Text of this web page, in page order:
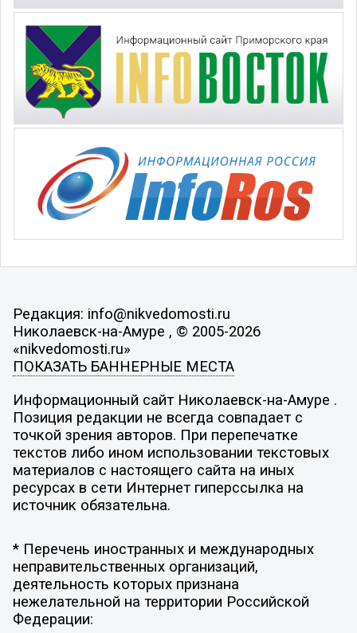
Редакция: info@nikvedomosti.ru
Николаевск-на-Амуре , © 2005-2026
«nikvedomosti.ru»
ПОКАЗАТЬ БАННЕРНЫЕ МЕСТА
Информационный сайт Николаевск-на-Амуре .
Позиция редакции не всегда совпадает с
точкой зрения авторов. При перепечатке
текстов либо ином использовании текстовых
материалов с настоящего сайта на иных
ресурсах в сети Интернет гиперссылка на
источник обязательна.
* Перечень иностранных и международных
неправительственных организаций,
деятельность которых признана
нежелательной на территории Российской
Федерации: